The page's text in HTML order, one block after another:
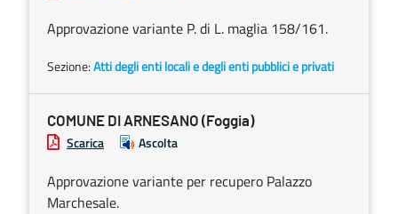
Approvazione variante P. di L. maglia 158/161.
Sezione:Atti degli enti locali e degli enti pubblici e privati
COMUNE DI ARNESANO (Foggia)
Scarica Ascolta
Approvazione variante per recupero Palazzo
Marchesale.